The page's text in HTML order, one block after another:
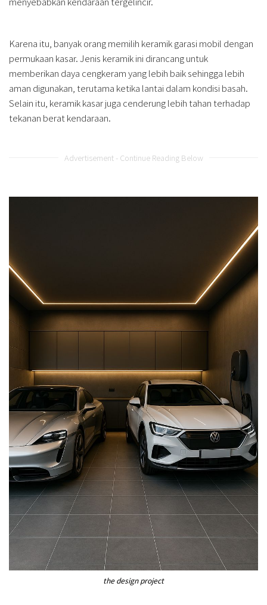
Karena itu, banyak orang memilih keramik garasi mobil dengan
permukaan kasar. Jenis keramik ini dirancang untuk
memberikan daya cengkeram yang lebih baik sehingga lebih
aman digunakan, terutama ketika lantai dalam kondisi basah.
Selain itu, keramik kasar juga cenderung lebih tahan terhadap
tekanan berat kendaraan.
Advertisement - Continue Reading Below
the design project